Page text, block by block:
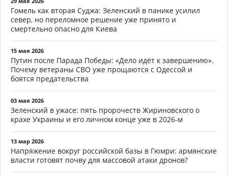
Гомель как вторая Суджа: Зеленский в панике усилил
север, но переломное решение уже принято и
смертельно опасно для Киева
15 мая 2026
Путин после Парада Победы: «Дело идёт к завершению».
Почему ветераны СВО уже прощаются с Одессой и
боятся предательства
03 мая 2026
Зеленский в ужасе: пять пророчеств Жириновского о
крахе Украины и его личном конце уже в 2026-м
13 мар 2026
Напряжение вокруг российской базы в Гюмри: армянские
власти готовят почву для массовой атаки дронов?